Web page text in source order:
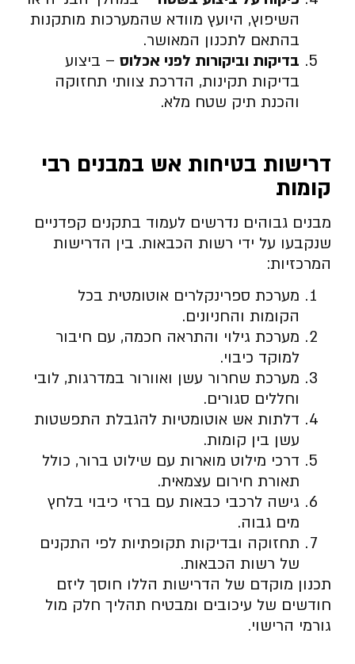
השיפוץ, היועץ מוודא שהמערכות מותקנות
בהתאם לתכנון המאושר.
בדיקות וביקורות לפני אכלוס – ביצוע
בדיקות תקינות, הדרכת צוותי תחזוקה
והכנת תיק שטח מלא.
דרישות בטיחות אש במבנים רבי
קומות
מבנים גבוהים נדרשים לעמוד בתקנים קפדניים
שנקבעו על ידי רשות הכבאות. בין הדרישות
המרכזיות:
מערכת ספרינקלרים אוטומטית בכל
הקומות והחניונים.
מערכת גילוי והתראה חכמה, עם חיבור
למוקד כיבוי.
מערכת שחרור עשן ואוורור במדרגות, לובי
וחללים סגורים.
דלתות אש אוטומטיות להגבלת התפשטות
עשן בין קומות.
דרכי מילוט מוארות עם שילוט ברור, כולל
תאורת חירום עצמאית.
גישה לרכבי כבאות עם ברזי כיבוי בלחץ
מים גבוה.
תחזוקה ובדיקות תקופתיות לפי התקנים
של רשות הכבאות.
תכנון מוקדם של הדרישות הללו חוסך ליזם
חודשים של עיכובים ומבטיח תהליך חלק מול
גורמי הרישוי.